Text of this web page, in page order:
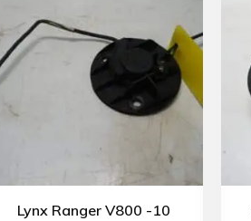
Lynx Ranger V800 -10